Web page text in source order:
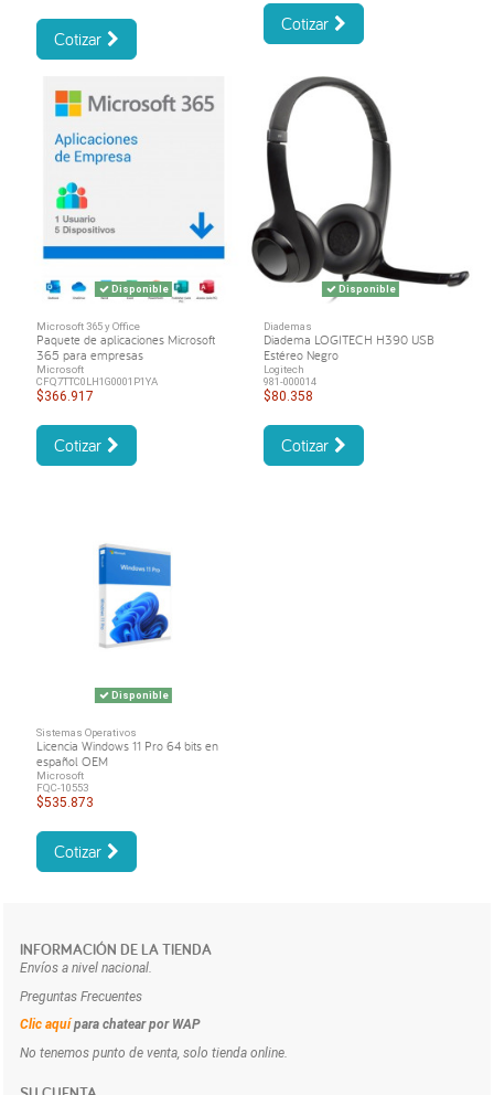
Cotizar
Cotizar
Disponible
Microsoft 365 y Office
Paquete de aplicaciones Microsoft
365 para empresas
Microsoft
CFQ7TTC0LH1G0001P1YA
$366.917
Cotizar
Disponible
Diademas
Diadema LOGITECH H390 USB
Estéreo Negro
Logitech
981-000014
$80.358
Cotizar
Disponible
Sistemas Operativos
Licencia Windows 11 Pro 64 bits en
español OEM
Microsoft
FQC-10553
$535.873
Cotizar
INFORMACIÓN DE LA TIENDA
Envíos a nivel nacional.
Preguntas Frecuentes
Clic aquí para chatear por WAP
No tenemos punto de venta, solo tienda online.